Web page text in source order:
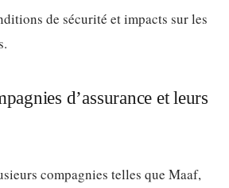
de sécurité et impacts sur les
d’assurance et leurs
compagnies telles que Maaf,